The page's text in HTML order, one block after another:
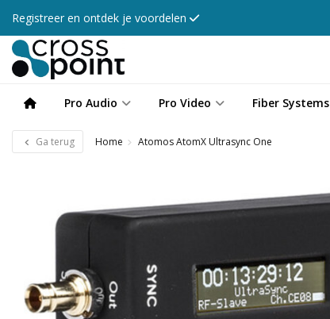
Registreer en ontdek je voordelen
Pro Audio Pro Video Fiber Systems
Ga terug Home Atomos AtomX Ultrasync One